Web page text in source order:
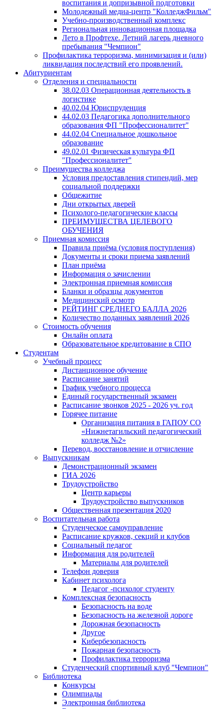
воспитания и допризывной подготовки
Молодежный медиа-центр "КолледжФильм"
Учебно-производственный комплекс
Региональная инновационная площадка
Лето в Профтехе. Летний лагерь дневного
пребывания "Чемпион"
Профилактика терроризма, минимизация и (или)
ликвидация последствий его проявлений.
Абитуриентам
Отделения и специальности
38.02.03 Операционная деятельность в
логистике
40.02.04 Юриспруденция
44.02.03 Педагогика дополнительного
образования ФП "Профессионалитет"
44.02.04 Специальное дошкольное
образование
49.02.01 Физическая культура ФП
"Профессионалитет"
Преимущества колледжа
Условия предоставления стипендий, мер
социальной поддержки
Общежитие
Дни открытых дверей
Психолого-педагогические классы
ПРЕИМУЩЕСТВА ЦЕЛЕВОГО
ОБУЧЕНИЯ
Приемная комиссия
Правила приёма (условия поступления)
Документы и сроки приема заявлений
План приёма
Информация о зачислении
Электронная приемная комиссия
Бланки и образцы документов
Медицинский осмотр
РЕЙТИНГ СРЕДНЕГО БАЛЛА 2026
Количество поданных заявлений 2026
Стоимость обучения
Онлайн оплата
Образовательное кредитование в СПО
Студентам
Учебный процесс
Дистанционное обучение
Расписание занятий
График учебного процесса
Единый государственный экзамен
Расписание звонков 2025 - 2026 уч. год
Горячее питание
Организация питания в ГАПОУ СО
«Нижнетагильский педагогический
колледж №2»
Перевод, восстановление и отчисление
Выпускникам
Демонстрационный экзамен
ГИА 2026
Трудоустройство
Центр карьеры
Трудоустройство выпускников
Общественная презентация 2020
Воспитательная работа
Студенческое самоуправление
Расписание кружков, секций и клубов
Социальный педагог
Информация для родителей
Материалы для родителей
Телефон доверия
Кабинет психолога
Педагог -психолог студенту
Комплексная безопасность
Безопасность на воде
Безопасность на железной дороге
Дорожная безопасность
Другое
Кибербезопасность
Пожарная безопасность
Профилактика терроризма
Студенческий спортивный клуб "Чемпион"
Библиотека
Конкурсы
Олимпиады
Электронная библиотека